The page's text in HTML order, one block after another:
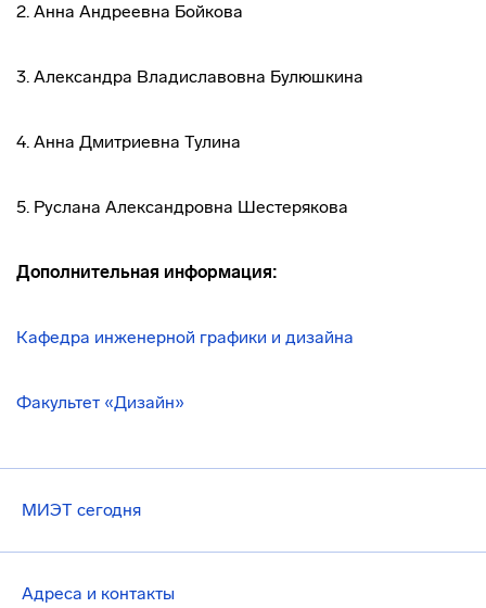
2. Анна Андреевна Бойкова
3. Александра Владиславовна Булюшкина
4. Анна Дмитриевна Тулина
5. Руслана Александровна Шестерякова
Дополнительная информация:
Кафедра инженерной графики и дизайна
Факультет «Дизайн»
МИЭТ сегодня
Адреса и контакты